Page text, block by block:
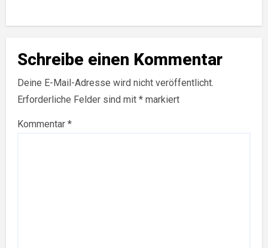
Schreibe einen Kommentar
Deine E-Mail-Adresse wird nicht veröffentlicht.
Erforderliche Felder sind mit* markiert
Kommentar*